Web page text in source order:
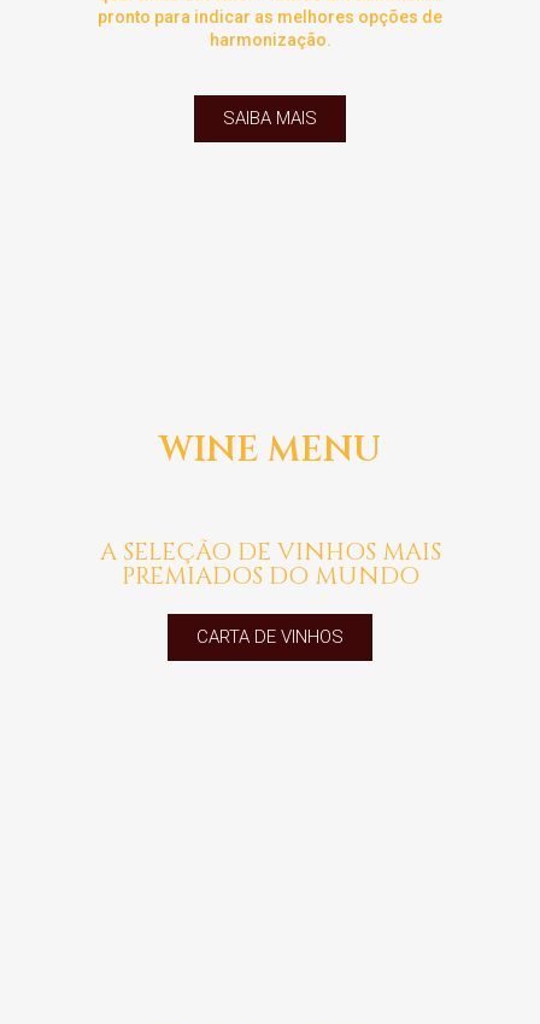
pronto para indicar as melhores opções de
harmonização.
SAIBA MAIS
WINE MENU
A SELEÇÃO DE VINHOS MAIS
PREMIADOS DO MUNDO
CARTA DE VINHOS